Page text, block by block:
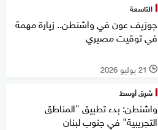
التاسعة
جوزيف عون في واشنطن.. زيارة مهمة
في توقيت مصيري
l 21 يوليو 2026
شرق أوسط
واشنطن: بدء تطبيق "المناطق
التجريبية" في جنوب لبنان